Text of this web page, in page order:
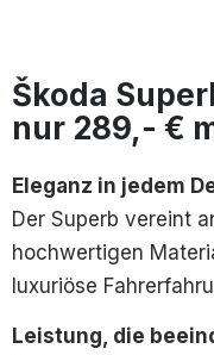
Škoda
nur 289,- €
Eleganz in jedem
Der Superb vereint
hochwertigen
luxuriöse
Leistung, die